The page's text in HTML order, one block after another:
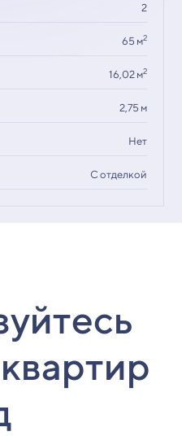
2
65 м2
16,02 м2
2,75 м
Нет
С отделкой